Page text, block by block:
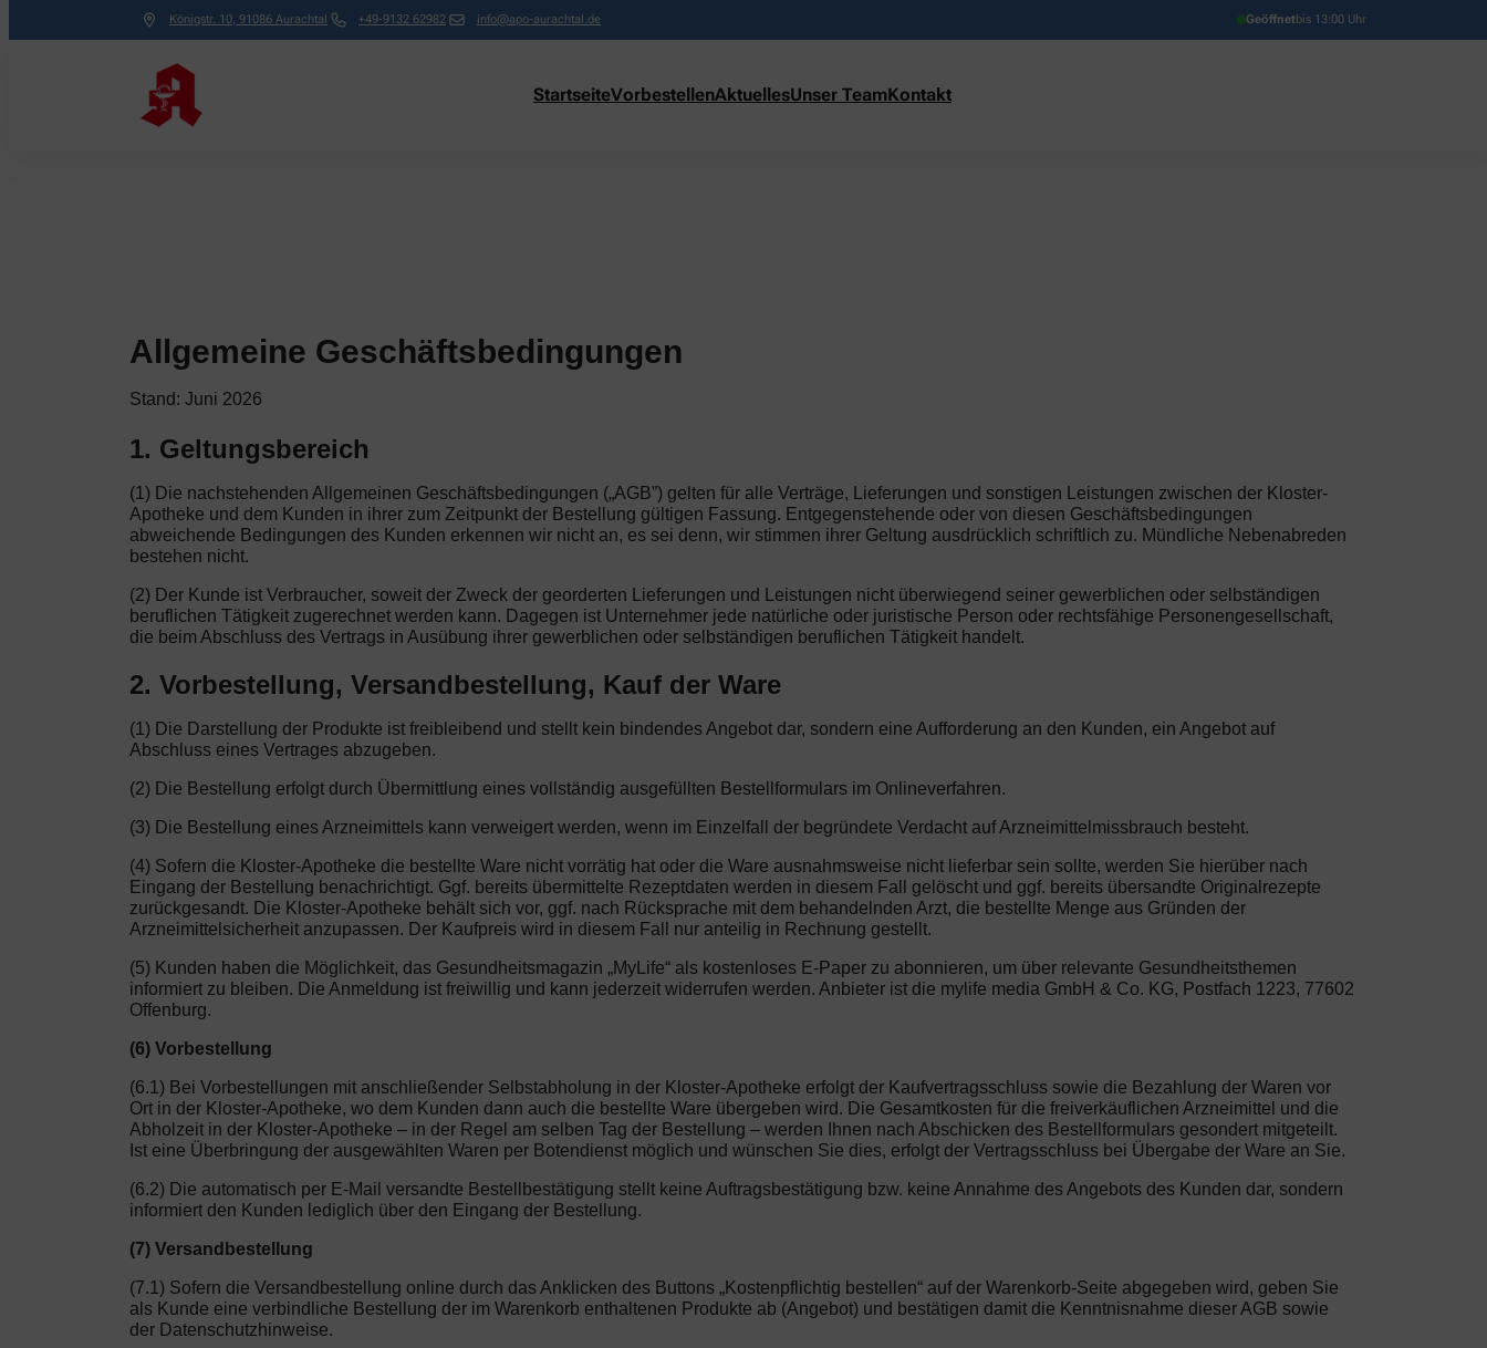
Königstr. 10, 91086 Aurachtal +49-9132 62982 info@apo-aurachtal.de Geöffnetbis 13:00 Uhr
StartseiteVorbestellenAktuellesUnser TeamKontakt
Allgemeine Geschäftsbedingungen
Stand: Juni 2026
1. Geltungsbereich
(1) Die nachstehenden Allgemeinen Geschäftsbedingungen („AGB”) gelten für alle Verträge, Lieferungen und sonstigen Leistungen zwischen der Kloster-
Apotheke und dem Kunden in ihrer zum Zeitpunkt der Bestellung gültigen Fassung. Entgegenstehende oder von diesen Geschäftsbedingungen
abweichende Bedingungen des Kunden erkennen wir nicht an, es sei denn, wir stimmen ihrer Geltung ausdrücklich schriftlich zu. Mündliche Nebenabreden
bestehen nicht.
(2) Der Kunde ist Verbraucher, soweit der Zweck der georderten Lieferungen und Leistungen nicht überwiegend seiner gewerblichen oder selbständigen
beruflichen Tätigkeit zugerechnet werden kann. Dagegen ist Unternehmer jede natürliche oder juristische Person oder rechtsfähige Personengesellschaft,
die beim Abschluss des Vertrags in Ausübung ihrer gewerblichen oder selbständigen beruflichen Tätigkeit handelt.
2. Vorbestellung, Versandbestellung, Kauf der Ware
(1) Die Darstellung der Produkte ist freibleibend und stellt kein bindendes Angebot dar, sondern eine Aufforderung an den Kunden, ein Angebot auf
Abschluss eines Vertrages abzugeben.
(2) Die Bestellung erfolgt durch Übermittlung eines vollständig ausgefüllten Bestellformulars im Onlineverfahren.
(3) Die Bestellung eines Arzneimittels kann verweigert werden, wenn im Einzelfall der begründete Verdacht auf Arzneimittelmissbrauch besteht.
(4) Sofern die Kloster-Apotheke die bestellte Ware nicht vorrätig hat oder die Ware ausnahmsweise nicht lieferbar sein sollte, werden Sie hierüber nach
Eingang der Bestellung benachrichtigt. Ggf. bereits übermittelte Rezeptdaten werden in diesem Fall gelöscht und ggf. bereits übersandte Originalrezepte
zurückgesandt. Die Kloster-Apotheke behält sich vor, ggf. nach Rücksprache mit dem behandelnden Arzt, die bestellte Menge aus Gründen der
Arzneimittelsicherheit anzupassen. Der Kaufpreis wird in diesem Fall nur anteilig in Rechnung gestellt.
(5) Kunden haben die Möglichkeit, das Gesundheitsmagazin „MyLife“ als kostenloses E-Paper zu abonnieren, um über relevante Gesundheitsthemen
informiert zu bleiben. Die Anmeldung ist freiwillig und kann jederzeit widerrufen werden. Anbieter ist die mylife media GmbH & Co. KG, Postfach 1223, 77602
Offenburg.
(6) Vorbestellung
(6.1) Bei Vorbestellungen mit anschließender Selbstabholung in der Kloster-Apotheke erfolgt der Kaufvertragsschluss sowie die Bezahlung der Waren vor
Ort in der Kloster-Apotheke, wo dem Kunden dann auch die bestellte Ware übergeben wird. Die Gesamtkosten für die freiverkäuflichen Arzneimittel und die
Abholzeit in der Kloster-Apotheke – in der Regel am selben Tag der Bestellung – werden Ihnen nach Abschicken des Bestellformulars gesondert mitgeteilt.
Ist eine Überbringung der ausgewählten Waren per Botendienst möglich und wünschen Sie dies, erfolgt der Vertragsschluss bei Übergabe der Ware an Sie.
(6.2) Die automatisch per E-Mail versandte Bestellbestätigung stellt keine Auftragsbestätigung bzw. keine Annahme des Angebots des Kunden dar, sondern
informiert den Kunden lediglich über den Eingang der Bestellung.
(7) Versandbestellung
(7.1) Sofern die Versandbestellung online durch das Anklicken des Buttons „Kostenpflichtig bestellen“ auf der Warenkorb-Seite abgegeben wird, geben Sie
als Kunde eine verbindliche Bestellung der im Warenkorb enthaltenen Produkte ab (Angebot) und bestätigen damit die Kenntnisnahme dieser AGB sowie
der Datenschutzhinweise.